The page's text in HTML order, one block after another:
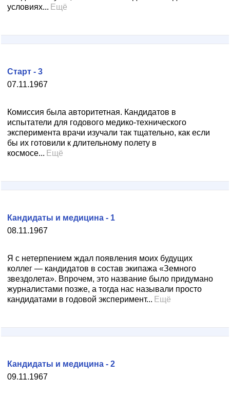
условиях... Ещё
07.11.1967
Старт - 3
Комиссия была авторитетная. Кандидатов в
испытатели для годового медико-технического
эксперимента врачи изучали так тщательно, как если
бы их готовили к длительному полету в
космосе... Ещё
08.11.1967
Кандидаты и медицина - 1
Я с нетерпением ждал появления моих будущих
коллег — кандидатов в состав экипажа «Земного
звездолета». Впрочем, это название было придумано
журналистами позже, а тогда нас называли просто
кандидатами в годовой эксперимент... Ещё
09.11.1967
Кандидаты и медицина - 2